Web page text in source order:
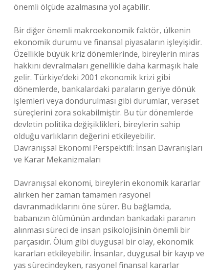
önemli ölçüde azalmasına yol açabilir.
Bir diğer önemli makroekonomik faktör, ülkenin
ekonomik durumu ve finansal piyasaların işleyişidir.
Özellikle büyük kriz dönemlerinde, bireylerin miras
hakkını devralmaları genellikle daha karmaşık hale
gelir. Türkiye’deki 2001 ekonomik krizi gibi
dönemlerde, bankalardaki paraların geriye dönük
işlemleri veya dondurulması gibi durumlar, veraset
süreçlerini zora sokabilmiştir. Bu tür dönemlerde
devletin politika değişiklikleri, bireylerin sahip
olduğu varlıkların değerini etkileyebilir.
Davranışsal Ekonomi Perspektifi: İnsan Davranışları
ve Karar Mekanizmaları
Davranışsal ekonomi, bireylerin ekonomik kararlar
alırken her zaman tamamen rasyonel
davranmadıklarını öne sürer. Bu bağlamda,
babanızın ölümünün ardından bankadaki paranın
alınması süreci de insan psikolojisinin önemli bir
parçasıdır. Ölüm gibi duygusal bir olay, ekonomik
kararları etkileyebilir. İnsanlar, duygusal bir kayıp ve
yas sürecindeyken, rasyonel finansal kararlar